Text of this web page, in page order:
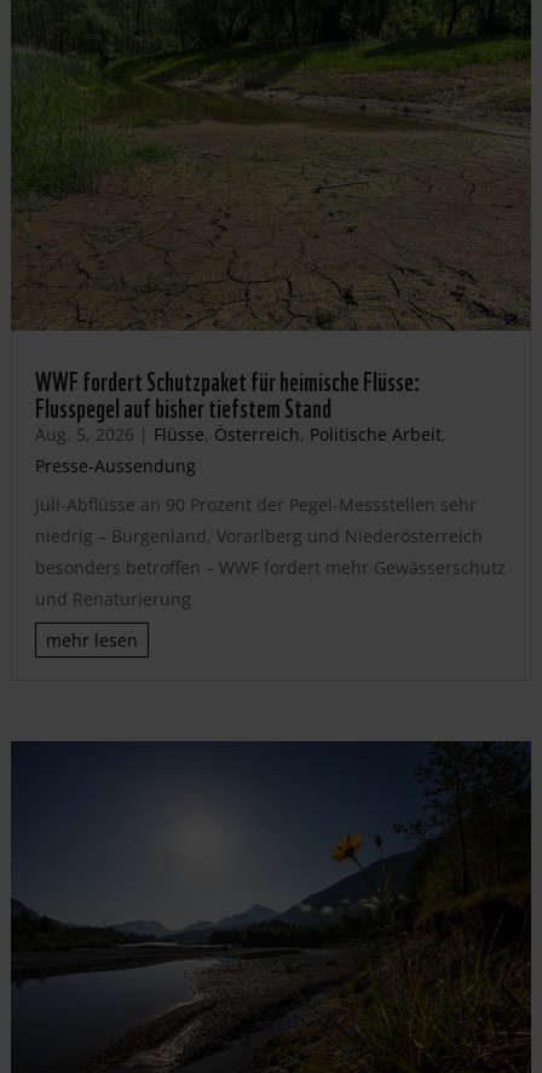
WWF fordert Schutzpaket für heimische Flüsse:
Flusspegel auf bisher tiefstem Stand
Aug. 5, 2026 | Flüsse, Österreich, Politische Arbeit,
Presse-Aussendung
Juli-Abflüsse an 90 Prozent der Pegel-Messstellen sehr
niedrig – Burgenland, Vorarlberg und Niederösterreich
besonders betroffen – WWF fordert mehr Gewässerschutz
und Renaturierung
mehr lesen